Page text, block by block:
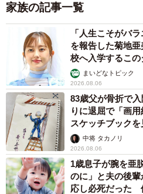
家族の記事一覧
「人生こそがバ
を報告した菊地
校へ入学するこの
まいどなトピック
2026.08.06
83歳父が骨折で
りに退屈で「画
スケッチブック
ますよ…」
中将 タカノリ
2026.08.06
1歳息子が腕を亜
のに」と夫の後
応し必死だった